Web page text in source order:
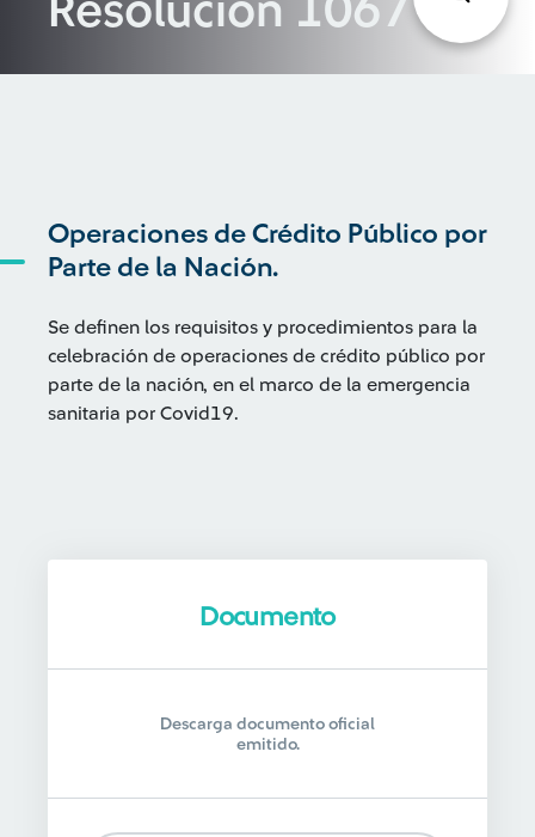
Resolución 1067
Operaciones de Crédito Público por
Parte de la Nación.
Se definen los requisitos y procedimientos para la
celebración de operaciones de crédito público por
parte de la nación, en el marco de la emergencia
sanitaria por Covid19.
Documento
Descarga documento oficial
emitido.